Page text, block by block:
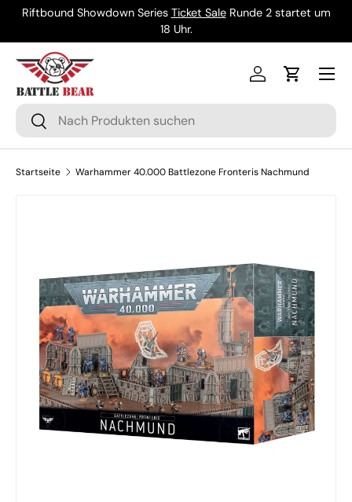
Riftbound Showdown Series Ticket SaleRunde 2 startet um
18 Uhr.
Suchen
Suchen
Einloggen
Menü
Startseite Warhammer 40.000 Battlezone Fronteris Nachmund